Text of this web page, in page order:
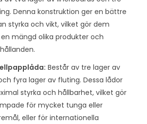
Denna konstruktion ger en bättre
styrka och vikt, vilket gör dem
mängd olika produkter och
Består av tre lager av
fyra lager av fluting. Dessa lådor
styrka och hållbarhet, vilket gör
för mycket tunga eller
eller för internationella